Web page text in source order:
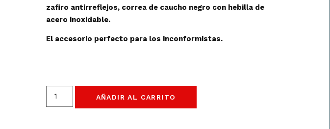
zafiro antirreflejos, correa de caucho negro con hebilla de
acero inoxidable.
El accesorio perfecto para los inconformistas.
AÑADIR AL CARRITO